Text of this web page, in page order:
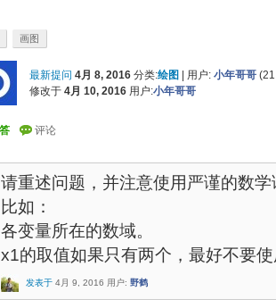
画图
最新提问 4月 8, 2016 分类:绘图 用户: 小年哥哥 (21
修改于 4月 10, 2016 用户:小年哥哥
请重述问题，并注意使用严谨的数学
比如：
各变量所在的数域。
x1的取值如果只有两个，最好不要使
发表于 4月 9, 2016 用户: 野鹤